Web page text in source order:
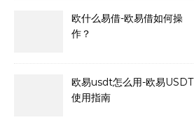
欧什么易借-欧易借如何操
作？
欧易usdt怎么用-欧易USDT
使用指南